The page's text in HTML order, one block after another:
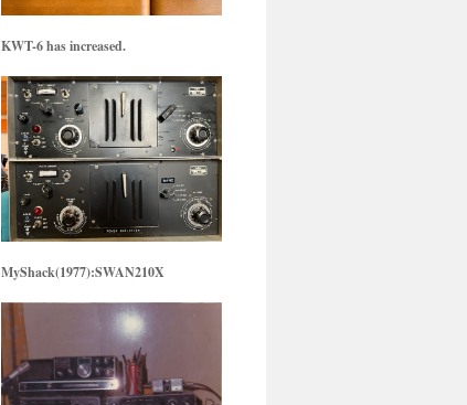
KWT-6 has increased.
MyShack(1977):SWAN210X